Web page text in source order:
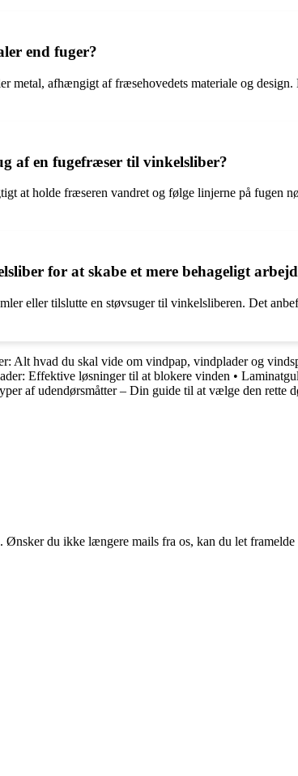
end fuger?
metal, afhængigt af fræsehovedets materiale og
af en fugefræser til vinkelsliber?
at holde fræseren vandret og følge linjerne på fugen
for at skabe et mere behageligt
eller tilslutte en støvsuger til vinkelsliberen. Det
Alt hvad du skal vide om vindpap, vindplader og
Effektive løsninger til at blokere vinden •
af udendørsmåtter – Din guide til at vælge den rette
du ikke længere mails fra os, kan du let framelde